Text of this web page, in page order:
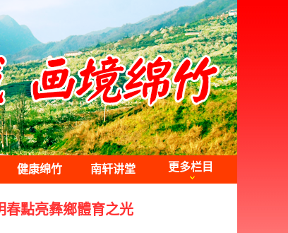
健康绵竹 南轩讲堂 更多栏目
春點亮彝鄉體育之光